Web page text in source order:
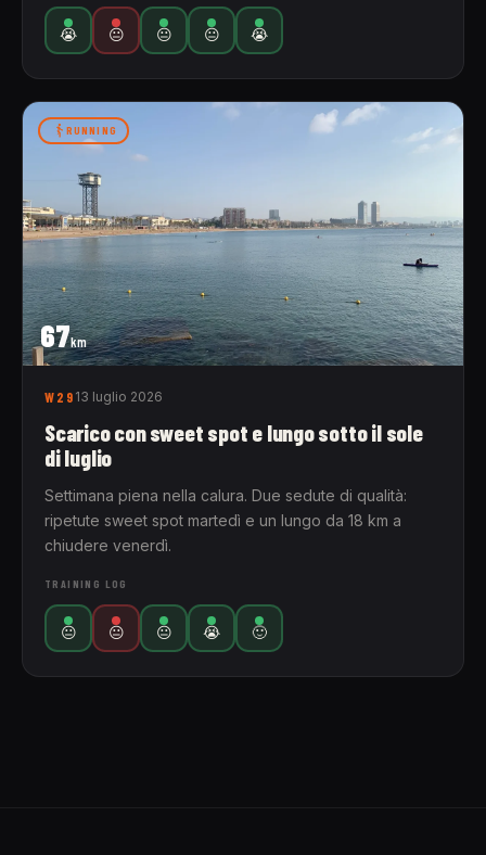
😭 😐 😐 😐 😭
67km
RUNNING
W29 13 luglio 2026
Scarico con sweet spot e lungo sotto il sole
di luglio
Settimana piena nella calura. Due sedute di qualità:
ripetute sweet spot martedì e un lungo da 18 km a
chiudere venerdì.
TRAINING LOG
😐 😐 😐 😭 🙂